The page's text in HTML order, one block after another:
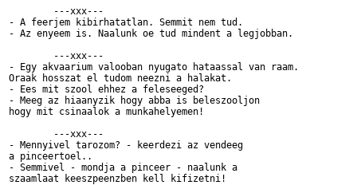
- A feerjem kibirhatatlan. Semmit nem tud.
- Az enyeem is. Naalunk oe tud mindent a legjobban.
- Egy akvaarium valooban nyugato hataassal van raam.
Oraak hosszat el tudom neezni a halakat.
- Ees mit szool ehhez a feleseeged?
- Meeg az hiaanyzik hogy abba is beleszooljon
hogy mit csinaalok a munkahelyemen!
- Mennyivel tarozom? - keerdezi az vendeeg
a pinceertoel..
- Semmivel - mondja a pinceer - naalunk a
szaamlaat keeszpeenzben kell kifizetni!